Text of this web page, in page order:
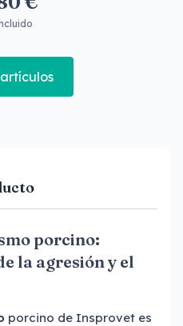
porcino:
la agresión y el
porcino de Insprovet es